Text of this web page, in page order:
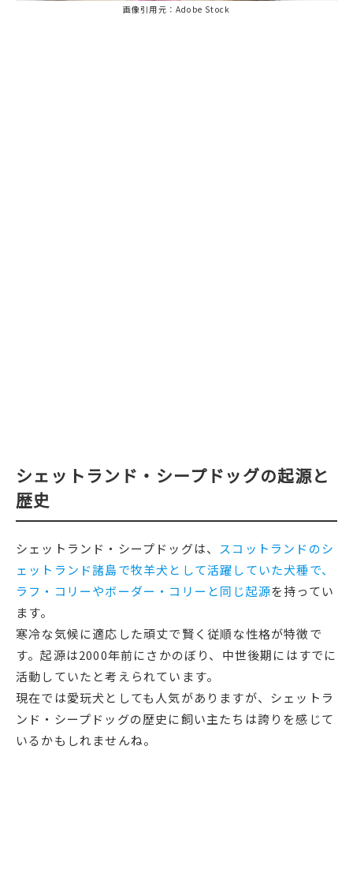
画像引用元：Adobe Stock
シェットランド・シープドッグの起源と
歴史
シェットランド・シープドッグは、 スコットランドのシ
ェットランド諸島で牧羊犬として活躍していた犬種で、
ラフ・コリーやボーダー・コリーと同じ起源を持ってい
ます。
寒冷な気候に適応した頑丈で賢く従順な性格が特徴で
す。起源は2000年前にさかのぼり、中世後期にはすでに
活動していたと考えられています。
現在では愛玩犬としても人気がありますが、シェットラ
ンド・シープドッグの歴史に飼い主たちは誇りを感じて
いるかもしれませんね。